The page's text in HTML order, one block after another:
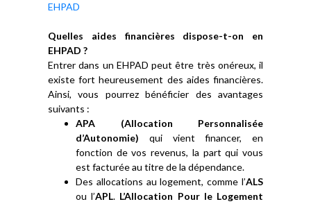
EHPAD
Quelles aides financières dispose-t-on en
EHPAD ?
Entrer dans un EHPAD peut être très onéreux, il
existe fort heureusement des aides financières.
Ainsi, vous pourrez bénéficier des avantages
suivants :
APA (Allocation Personnalisée
d’Autonomie) qui vient financer, en
fonction de vos revenus, la part qui vous
est facturée au titre de la dépendance.
Des allocations au logement, comme l’ALS
ou l’APL. L’Allocation Pour le Logement